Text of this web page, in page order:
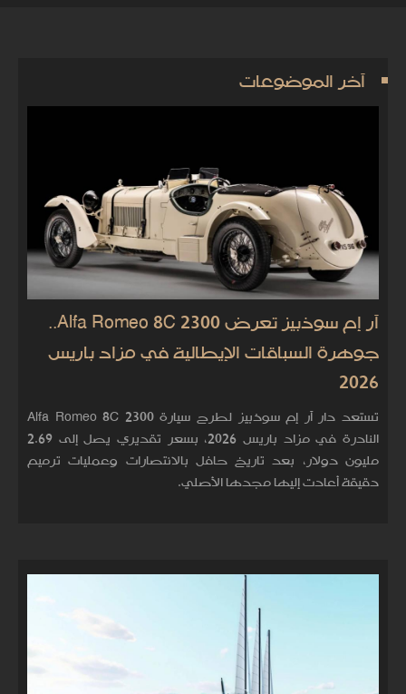
آخر الموضوعات
آر إم سوذبيز تعرض Alfa Romeo 8C 2300..
جوهرة السباقات الإيطالية في مزاد باريس
2026
تستعد دار آر إم سوذبيز لطرح سيارة Alfa Romeo 8C 2300
النادرة في مزاد باريس 2026، بسعر تقديري يصل إلى 2.69
مليون دولار، بعد تاريخ حافل بالانتصارات وعمليات ترميم
دقيقة أعادت إليها مجدها الأصلي.